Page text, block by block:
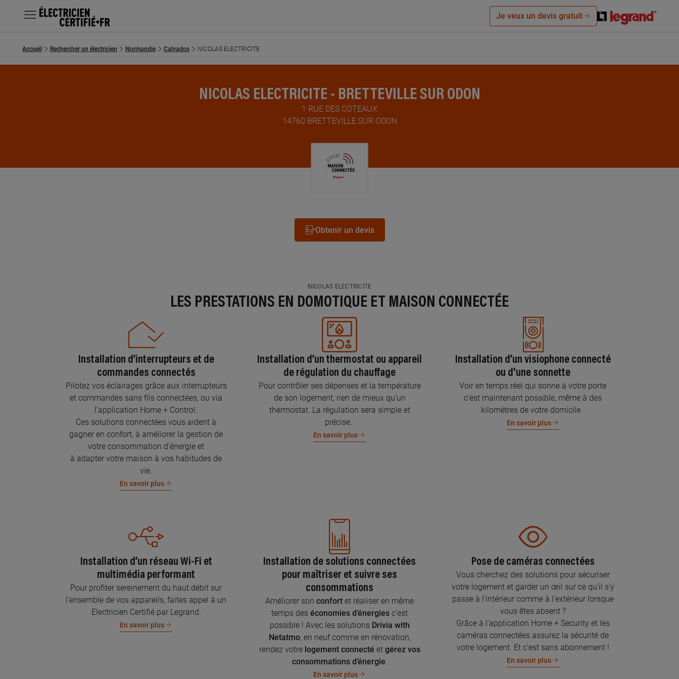
MENU
Chercher un électricien
Je veux un devis gratuit
Accueil Rechercher un électricien Normandie Calvados NICOLAS ELECTRICITE
NICOLAS ELECTRICITE - BRETTEVILLE SUR ODON
1 RUE DES COTEAUX
14760 BRETTEVILLE SUR ODON
Obtenir un devis
NICOLAS ELECTRICITE
LES PRESTATIONS EN DOMOTIQUE ET MAISON CONNECTÉE
Installation d’interrupteurs et de
commandes connectés
Pilotez vos éclairages grâce aux interrupteurs
et commandes sans fils connectées, ou via
l'application Home + Control.
Ces solutions connectées vous aident à
gagner en confort, à améliorer la gestion de
votre consommation d’énergie et
à adapter votre maison à vos habitudes de
vie.
En savoir plus
Installation d’un thermostat ou appareil
de régulation du chauffage
Pour contrôler ses dépenses et la température
de son logement, rien de mieux qu’un
thermostat. La régulation sera simple et
précise.
En savoir plus
Installation d’un visiophone connecté
ou d'une sonnette
Voir en temps réel qui sonne à votre porte
c’est maintenant possible, même à des
kilomètres de votre domicile.
En savoir plus
Installation d’un réseau Wi-Fi et
multimédia performant
Pour profiter sereinement du haut débit sur
l’ensemble de vos appareils, faites appel à un
Electricien Certifié par Legrand.
En savoir plus
Installation de solutions connectées
pour maîtriser et suivre ses
consommations
Améliorer son confort et réaliser en même
temps des économies d’énergies c’est
possible ! Avec les solutions Drivia with
Netatmo, en neuf comme en rénovation,
rendez votre logement connecté et gérez vos
consommations d’énergie.
En savoir plus
Pose de caméras connectées
Vous cherchez des solutions pour sécuriser
votre logement et garder un œil sur ce qu’il s’y
passe à l’intérieur comme à l’extérieur lorsque
vous êtes absent ?
Grâce à l'application Home + Security et les
caméras connectées assurez la sécurité de
votre logement. Et c'est sans abonnement !
En savoir plus